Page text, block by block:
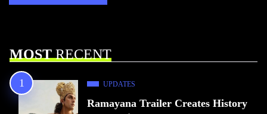
MOSTRECENT
UPDATES
Ramayana Trailer Creates History